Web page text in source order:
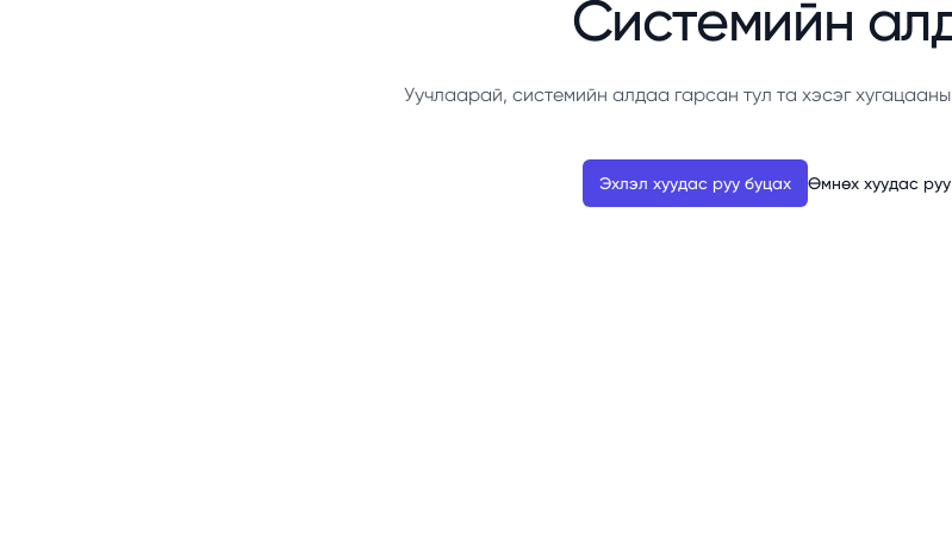
Системийн
Уучлаарай, системийн алдаа гарсан тул та хэсэг
Эхлэл хуудас руу буцах Өмнөх хуудас